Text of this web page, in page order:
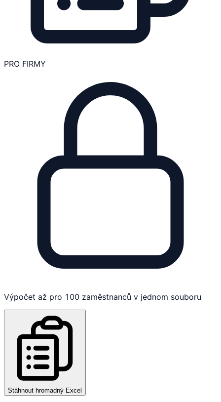
PRO FIRMY
Výpočet až pro 100 zaměstnanců v jednom souboru
Stáhnout hromadný Excel